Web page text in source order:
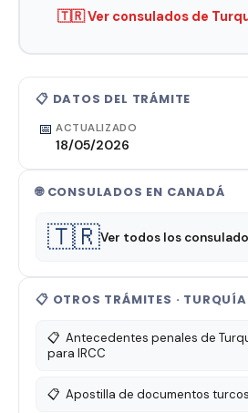
📋 DATOS DEL TRÁMITE
📅 ACTUALIZADO
18/05/2026
🌐 CONSULADOS EN CANADÁ
🇹🇷Ver todos los
📋 OTROS TRÁMITES · TURQUÍA
📋 Antecedentes penales de
para IRCC
📋 Apostilla de documentos
🇹🇷 Ver consulados de